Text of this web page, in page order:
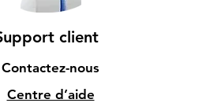
client
Contactez-nous
Centre d’aide